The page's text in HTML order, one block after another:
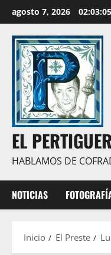
al
contenido
agosto 7, 2026 02:03:06
EL
HABLAMOS DE
NOTICIAS
Inicio El Preste